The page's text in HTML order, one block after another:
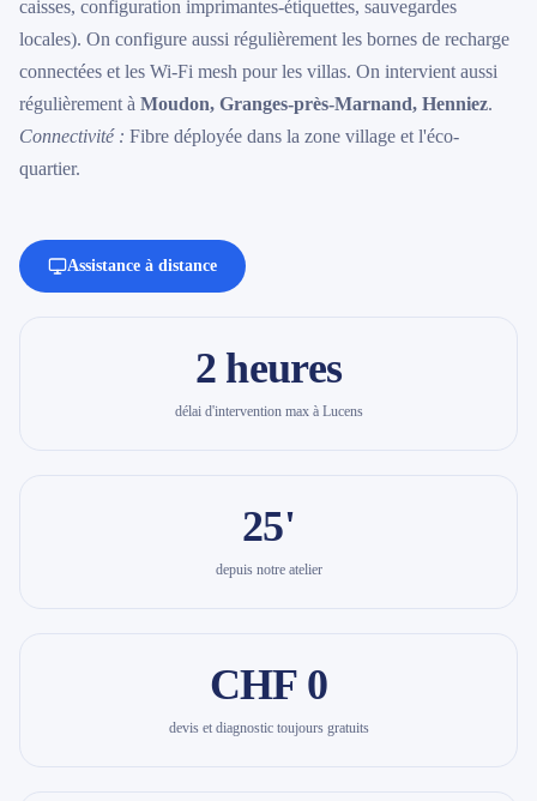
caisses, configuration imprimantes-étiquettes, sauvegardes
locales). On configure aussi régulièrement les bornes de recharge
connectées et les Wi-Fi mesh pour les villas. On intervient aussi
régulièrement à Moudon, Granges-près-Marnand, Henniez.
Connectivité : Fibre déployée dans la zone village et l'éco-
quartier.
Assistance à distance
2 heures
délai d'intervention max à Lucens
25'
depuis notre atelier
CHF 0
devis et diagnostic toujours gratuits